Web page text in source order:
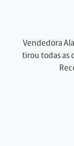
Vendedora
tirou todas as